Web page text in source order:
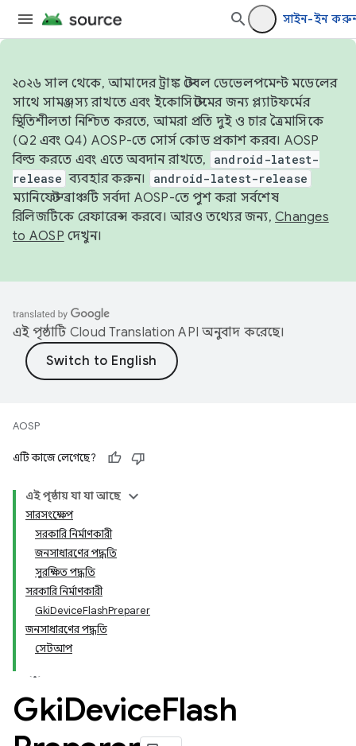
সাইন-ইন
২০২৬ সাল থেকে, আমাদের ট্রাঙ্ক স্টেবল ডেভেলপমেন্ট মডেলের
সাথে সামঞ্জস্য রাখতে এবং ইকোসিস্টেমের জন্য প্ল্যাটফর্মের
স্থিতিশীলতা নিশ্চিত করতে, আমরা প্রতি দুই ও চার ত্রৈমাসিকে
(Q2 এবং Q4) AOSP-তে সোর্স কোড প্রকাশ করব। AOSP
বিল্ড করতে এবং এতে অবদান রাখতে,
android-latest-
release ব্যবহার করুন। android-latest-release
ম্যানিফেস্ট ব্রাঞ্চটি সর্বদা AOSP-তে পুশ করা সর্বশেষ
রিলিজটিকে রেফারেন্স করবে। আরও তথ্যের জন্য, Changes
to AOSP দেখুন।
এই পৃষ্ঠাটি Cloud Translation API অনুবাদ করেছে।
AOSP
এটি কাজে লেগেছে?
এই পৃষ্ঠায় যা যা আছে
সারসংক্ষেপ
সরকারি নির্মাণকারী
জনসাধারণের পদ্ধতি
সুরক্ষিত পদ্ধতি
সরকারি নির্মাণকারী
GkiDeviceFlashPreparer
জনসাধারণের পদ্ধতি
সেটআপ
GkiDeviceFlash